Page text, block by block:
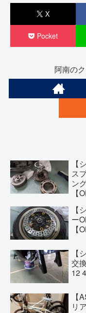
X
Pocket
阿南の
【
ス
ン
【
【
ー
【
【
交
12
【
リ